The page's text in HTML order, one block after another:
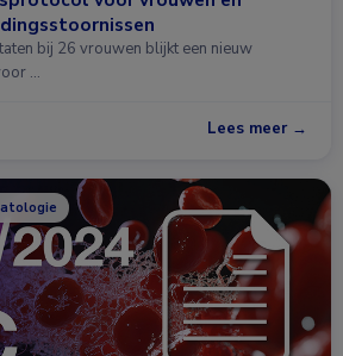
bij 26 vrouwen blijkt een nieuw
…
Lees meer →